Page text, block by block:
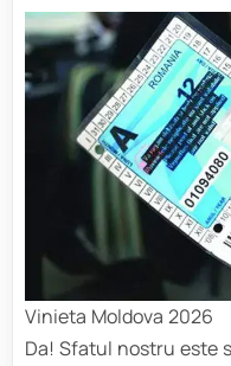
Vinieta Moldova 2026
Da! Sfatul nostru este